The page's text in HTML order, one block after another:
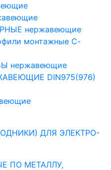
нержавеющие
монтажные С-
нержавеющие
DIN975(976)
ДЛЯ ЭЛЕКТРО-
ПО МЕТАЛЛУ,